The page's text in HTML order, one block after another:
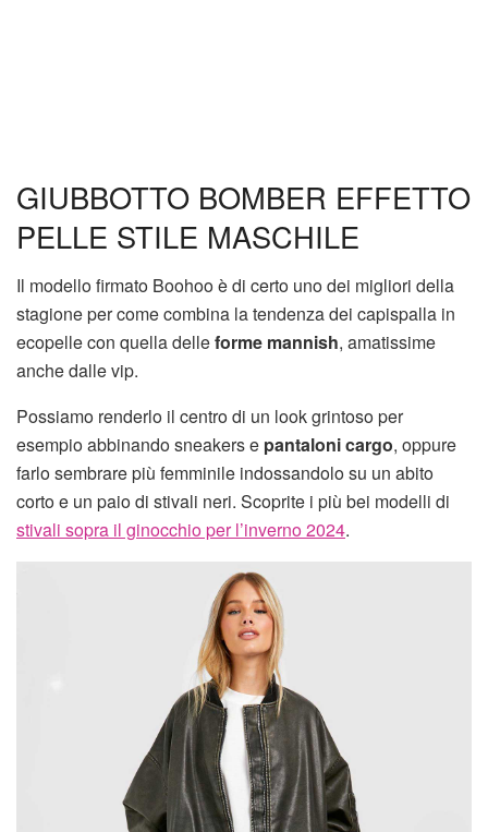
GIUBBOTTO BOMBER EFFETTO
PELLE STILE MASCHILE
Il modello firmato Boohoo è di certo uno dei migliori della
stagione per come combina la tendenza dei capispalla in
ecopelle con quella delleforme mannish, amatissime
anche dalle vip.
Possiamo renderlo il centro di un look grintoso per
esempio abbinando sneakers e pantaloni cargo, oppure
farlo sembrare più femminile indossandolo su un abito
corto e un paio di stivali neri. Scoprite i più bei modelli di
stivali sopra il ginocchio per l’inverno 2024.